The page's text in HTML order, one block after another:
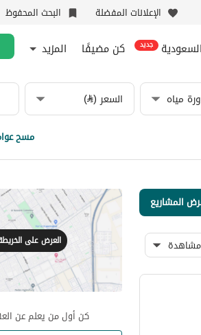
الإعلانات المفضلة البحث المحفوظ
جديد كن مضيفًا المزيد
مياه السعر (⃁)
مسح
المشاريع
مشاهدة العرض على
كن أول من يعلم عن